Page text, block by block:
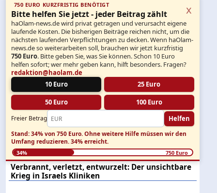
750 EURO KURZFRISTIG BENÖTIGT
Bitte helfen Sie jetzt - jeder Beitrag zählt
haOlam-news.de wird privat getragen und verursacht eigene
laufende Kosten. Die bisherigen Beiträge reichen nicht, um die
nächsten laufenden Verpflichtungen zu decken. Wenn haOlam-
news.de so weiterarbeiten soll, brauchen wir jetzt kurzfristig
750 Euro. Bitte geben Sie, was Sie können. Schon 10 Euro
helfen sofort; wer mehr geben kann, hilft besonders. Fragen?
redaktion@haolam.de
10 Euro
25 Euro
50 Euro 100 Euro
Freier Betrag Helfen
x
Stand: 34% von 750 Euro.Ohne weitere Hilfe müssen wir den
Umfang reduzieren.34% erreicht.
34% 750 Euro
Verbrannt, verletzt, entwurzelt: Der unsichtbare
Krieg in Israels Kliniken